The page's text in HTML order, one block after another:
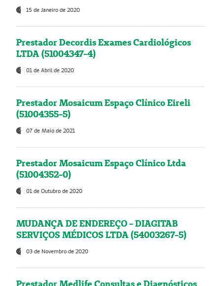
15 de Janeiro de 2020
Prestador Decordis Exames Cardiológicos
LTDA (51004347-4)
01 de Abril de 2020
Prestador Mosaicum Espaço Clínico Eireli
(51004355-5)
07 de Maio de 2021
Prestador Mosaicum Espaço Clínico Ltda
(51004352-0)
01 de Outubro de 2020
MUDANÇA DE ENDEREÇO - DIAGITAB
SERVIÇOS MÉDICOS LTDA (54003267-5)
03 de Novembro de 2020
Prestador Medlife Consultas e Diagnósticos